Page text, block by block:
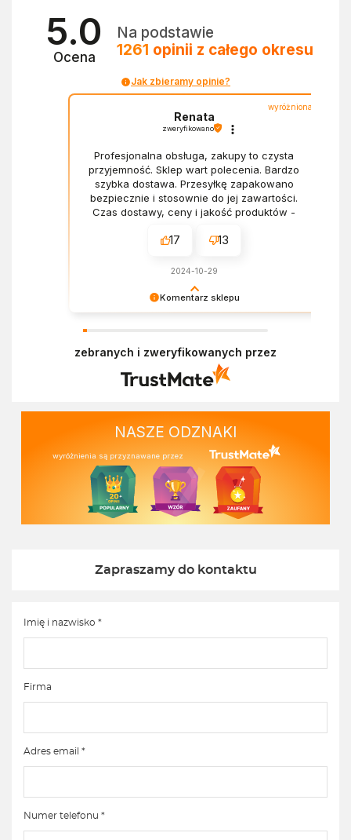
5.0
Ocena
Na podstawie
1261 opinii z całego okresu
Jak zbieramy opinie?
Komentarz sklepu
doświadczeniem. Z pozdrowieniami, Zespół
wyróżniona
Renata
zweryfikowano
Profesjonalna obsługa, zakupy to czysta
przyjemność. Sklep wart polecenia. Bardzo
szybka dostawa. Przesyłkę zapakowano
bezpiecznie i stosownie do jej zawartości.
Czas dostawy, ceny i jakość produktów -
17 13
2024-10-29
zebranych i zweryfikowanych przez
NASZE ODZNAKI
wyróżnienia są przyznawane przez
Zapraszamy do kontaktu
Imię i nazwisko *
Firma
Adres email *
Numer telefonu *